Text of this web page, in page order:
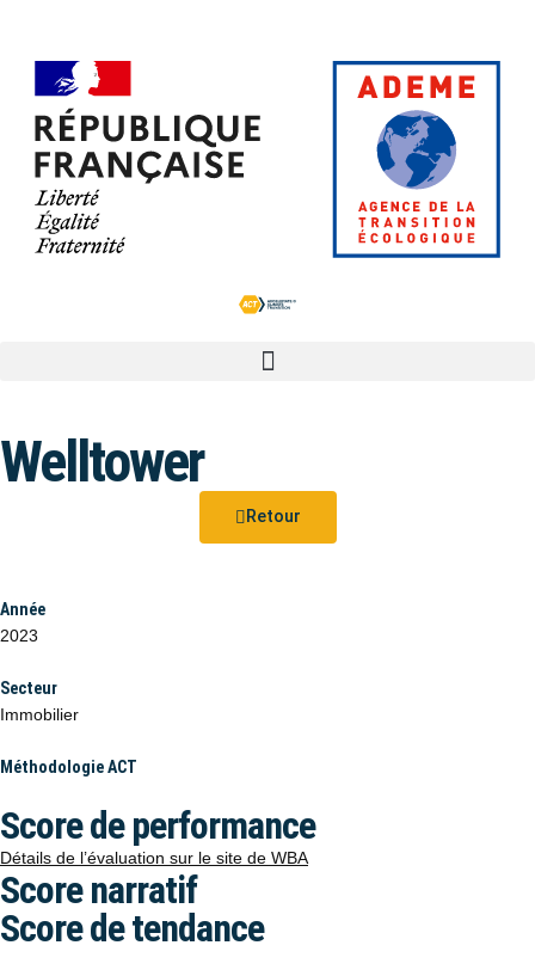
Welltower
Retour
Année
2023
Secteur
Immobilier
Méthodologie ACT
Score de performance
Détails de l’évaluation sur le site de WBA
Score narratif
Score de tendance